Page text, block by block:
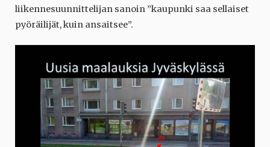
liikennesuunnittelijan sanoin ”kaupunki saa sellaiset
pyöräilijät, kuin ansaitsee”.